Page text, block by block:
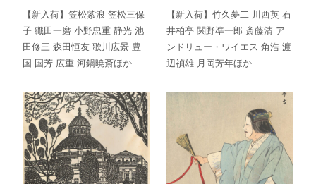
【新入荷】笠松紫浪 笠松三保
子 織田一磨 小野忠重 静光 池
田修三 森田恒友 歌川広景 豊
国 国芳 広重 河鍋暁斎ほか
【新入荷】竹久夢二 川西英 石
井柏亭 関野凖一郎 斎藤清 ア
ンドリュー・ワイエス 角浩 渡
辺禎雄 月岡芳年ほか